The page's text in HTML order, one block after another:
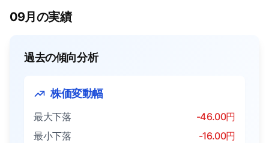
09月の実績
過去の傾向分析
株価変動幅
最大下落
-46.00円
最小下落
-16.00円